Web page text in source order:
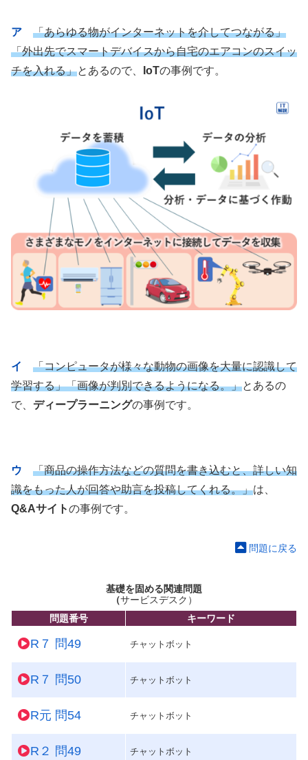
ア
「あらゆる物がインターネットを介してつながる」
「外出先でスマートデバイスから自宅のエアコンのスイッ
チを入れる」とあるので、 IoTの事例です。
イ
「コンピュータが様々な動物の画像を大量に認識して
学習する」「画像が判別できるようになる。」とあるの
で、 ディープラーニングの事例です。
ウ
「商品の操作方法などの質問を書き込むと、詳しい知
識をもった人が回答や助言を投稿してくれる。」は、
Q&Aサイトの事例です。
問題に戻る
基礎を固める関連問題
（サービスデスク）
問題番号
キーワード
R７ 問49 チャットボット
R７ 問50 チャットボット
R元 問54 チャットボット
R２ 問49 チャットボット